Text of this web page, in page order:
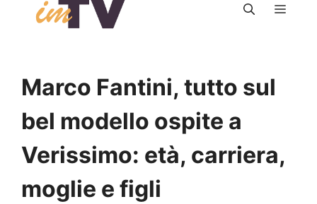
contenuto
Marco Fantini, tutto sul
bel modello ospite a
Verissimo: età, carriera,
moglie e figli